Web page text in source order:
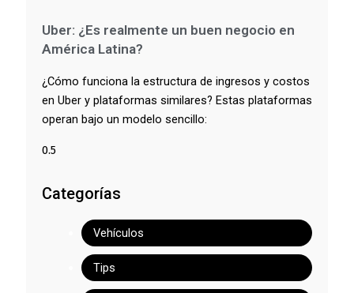
Uber: ¿Es realmente un buen negocio en
América Latina?
¿Cómo funciona la estructura de ingresos y costos
en Uber y plataformas similares? Estas plataformas
operan bajo un modelo sencillo:
Categorías
Vehículos
Tips